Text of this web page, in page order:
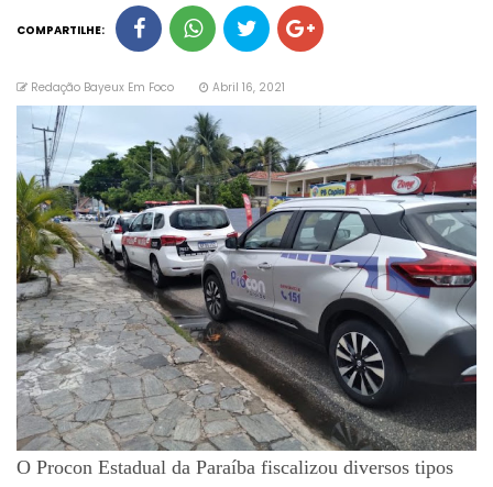
COMPARTILHE:
Redação Bayeux Em Foco Abril 16, 2021
O Procon Estadual da Paraíba fiscalizou diversos tipos